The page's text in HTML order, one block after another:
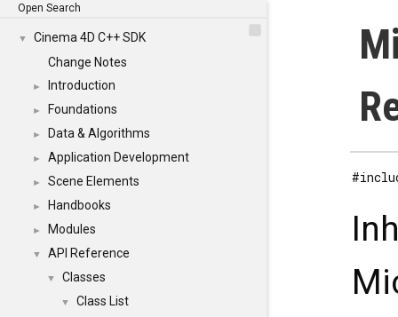
Open Search
▼
Cinema 4D C++ SDK
Change Notes
► Introduction
► Foundations
► Data & Algorithms
► Application Development
► Scene Elements
► Handbooks
► Modules
▼ API Reference
▼ Classes
▼ Class List